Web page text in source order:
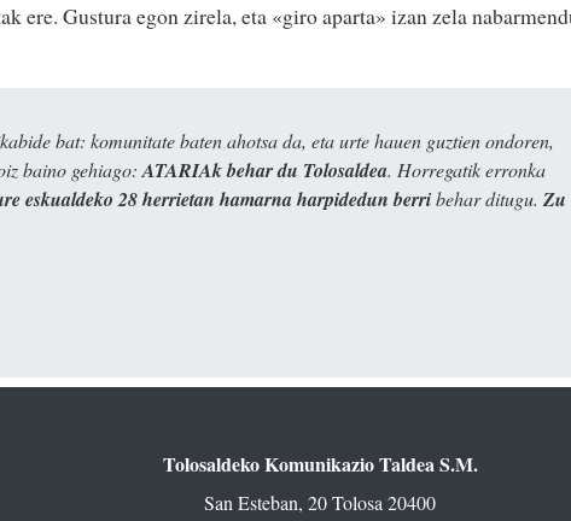
ere. Gustura egon zirela, eta «giro aparta» izan zela
bat: komunitate baten ahotsa da, eta urte hauen guztien ondoren,
baino gehiago: ATARIAk behar du Tolosaldea. Horregatik erronka
eskualdeko 28 herrietan hamarna harpidedun berribehar ditugu. Zu
Tolosaldeko Komunikazio Taldea S.M.
San Esteban, 20 Tolosa 20400